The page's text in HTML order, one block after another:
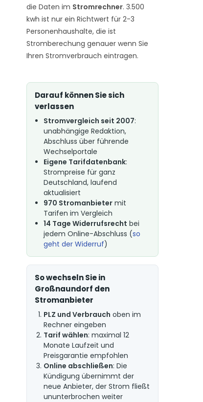
die Daten im Stromrechner. 3.500
kwh ist nur ein Richtwert für 2-3
Personenhaushalte, die ist
Stromberechung genauer wenn Sie
Ihren Stromverbrauch eintragen.
Darauf können Sie sich
verlassen
Stromvergleich seit 2007:
unabhängige Redaktion,
Abschluss über führende
Wechselportale
Eigene Tarifdatenbank:
Strompreise für ganz
Deutschland, laufend
aktualisiert
970 Stromanbietermit
Tarifen im Vergleich
14 Tage Widerrufsrecht bei
jedem Online-Abschluss (so
geht der Widerruf)
So wechseln Sie in
Großnaundorf den
Stromanbieter
PLZ und Verbrauch oben im
Rechner eingeben
Tarif wählen: maximal 12
Monate Laufzeit und
Preisgarantie empfohlen
Online abschließen: Die
Kündigung übernimmt der
neue Anbieter, der Strom fließt
ununterbrochen weiter